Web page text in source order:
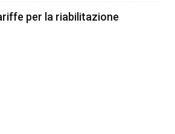
per la riabilitazione